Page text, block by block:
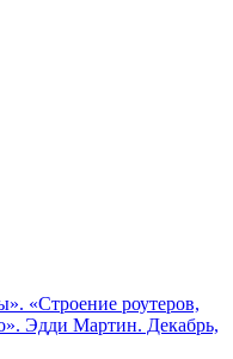
«Строение роутеров,
Эдди Мартин. Декабрь,